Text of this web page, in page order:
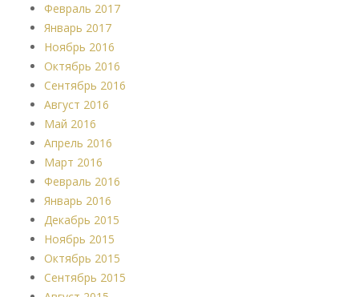
Февраль 2017
Январь 2017
Ноябрь 2016
Октябрь 2016
Сентябрь 2016
Август 2016
Май 2016
Апрель 2016
Март 2016
Февраль 2016
Январь 2016
Декабрь 2015
Ноябрь 2015
Октябрь 2015
Сентябрь 2015